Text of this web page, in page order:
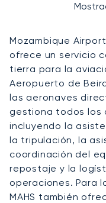
Mozambique
ofrece un servicio
tierra para la
Aeropuerto de
las aeronaves
gestiona todos los
incluyendo la
la tripulación, la
coordinación del
repostaje y la
operaciones. Para
MAHS también